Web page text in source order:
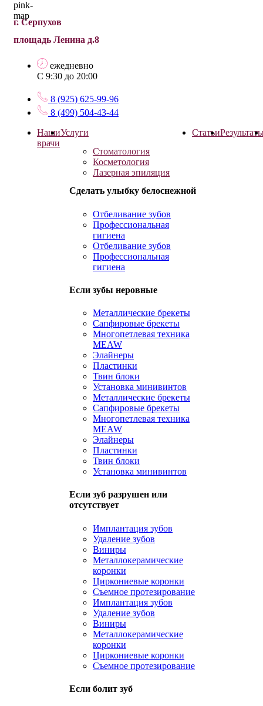
г. Серпухов
площадь Ленина д.8
ежедневно
С 9:30 до 20:00
8 (925) 625-99-96
8 (499) 504-43-44
Наши
врачи
Услуги
Стоматология
Косметология
Лазерная эпиляция
Сделать улыбку белоснежной
Отбеливание зубов
Профессиональная
гигиена
Отбеливание зубов
Профессиональная
гигиена
Если зубы неровные
Металлические брекеты
Сапфировые брекеты
Многопетлевая техника
MEAW
Элайнеры
Пластинки
Твин блоки
Установка минивинтов
Металлические брекеты
Сапфировые брекеты
Многопетлевая техника
MEAW
Элайнеры
Пластинки
Твин блоки
Установка минивинтов
Если зуб разрушен или
отсутствует
Имплантация зубов
Удаление зубов
Виниры
Металлокерамические
коронки
Циркониевые коронки
Съемное протезирование
Имплантация зубов
Удаление зубов
Виниры
Металлокерамические
коронки
Циркониевые коронки
Съемное протезирование
Если болит зуб
Статьи